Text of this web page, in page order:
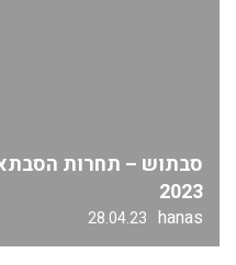
סבתוש – תחרות
2023
hanas
28.04.23